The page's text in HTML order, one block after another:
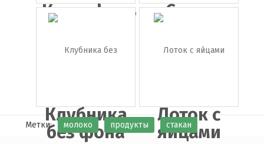
Картофель
Сыр с
плесенью
(Г...
Клубника
без фона
Лоток с
яйцами
Метки: молоко продукты стакан